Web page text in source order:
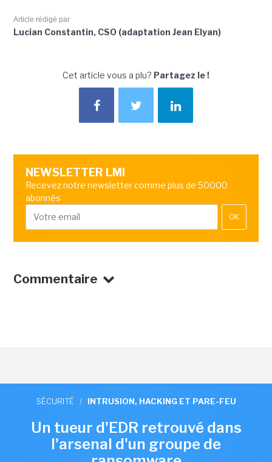
Article rédigé par
Lucian Constantin, CSO (adaptation Jean Elyan)
Cet article vous a plu? Partagez le !
NEWSLETTER LMI
Recevez notre newsletter comme plus de 50000
abonnés
OK
Commentaire
SÉCURITÉ / INTRUSION, HACKING ET PARE-FEU
Un tueur d'EDR retrouvé dans
l'arsenal d'un groupe de